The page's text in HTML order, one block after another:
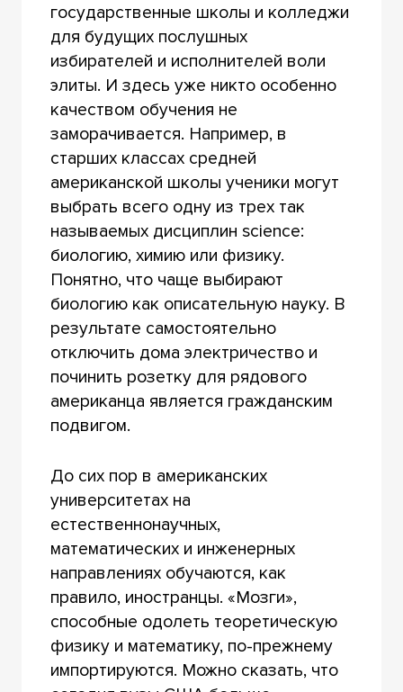
государственные школы и колледжи
для будущих послушных
избирателей и исполнителей воли
элиты. И здесь уже никто особенно
качеством обучения не
заморачивается. Например, в
старших классах средней
американской школы ученики могут
выбрать всего одну из трех так
называемых дисциплин science:
биологию, химию или физику.
Понятно, что чаще выбирают
биологию как описательную науку. В
результате самостоятельно
отключить дома электричество и
починить розетку для рядового
американца является гражданским
подвигом.
До сих пор в американских
университетах на
естественнонаучных,
математических и инженерных
направлениях обучаются, как
правило, иностранцы. «Мозги»,
способные одолеть теоретическую
физику и математику, по-прежнему
импортируются. Можно сказать, что